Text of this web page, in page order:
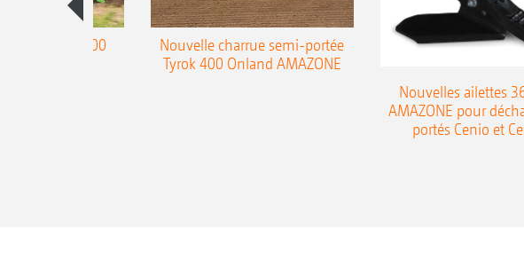
Teres 300
Nouvelle charrue semi-portée
Tyrok 400 Onland AMAZONE
Nouvelles ailettes
AMAZONE pour
portés Cenio et